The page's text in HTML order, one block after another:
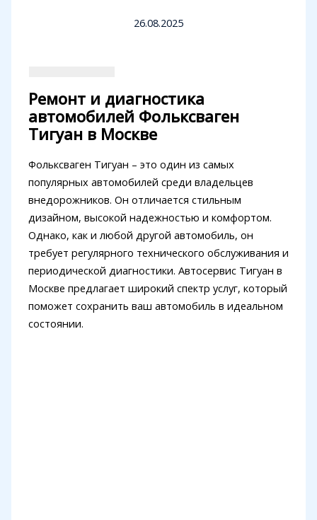
26.08.2025
Ремонт и диагностика
автомобилей Фольксваген
Тигуан в Москве
Фольксваген Тигуан – это один из самых
популярных автомобилей среди владельцев
внедорожников. Он отличается стильным
дизайном, высокой надежностью и комфортом.
Однако, как и любой другой автомобиль, он
требует регулярного технического обслуживания и
периодической диагностики. Автосервис Тигуан в
Москве предлагает широкий спектр услуг, который
поможет сохранить ваш автомобиль в идеальном
состоянии.